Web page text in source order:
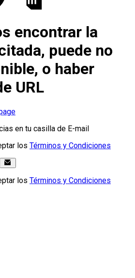
encontrar la
puede no
o haber
URL
en tu casilla de E-mail
los Términos y Condiciones
los Términos y Condiciones